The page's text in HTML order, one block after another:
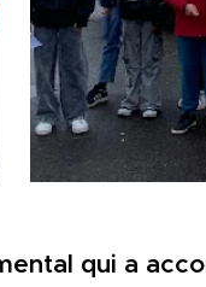
qui a